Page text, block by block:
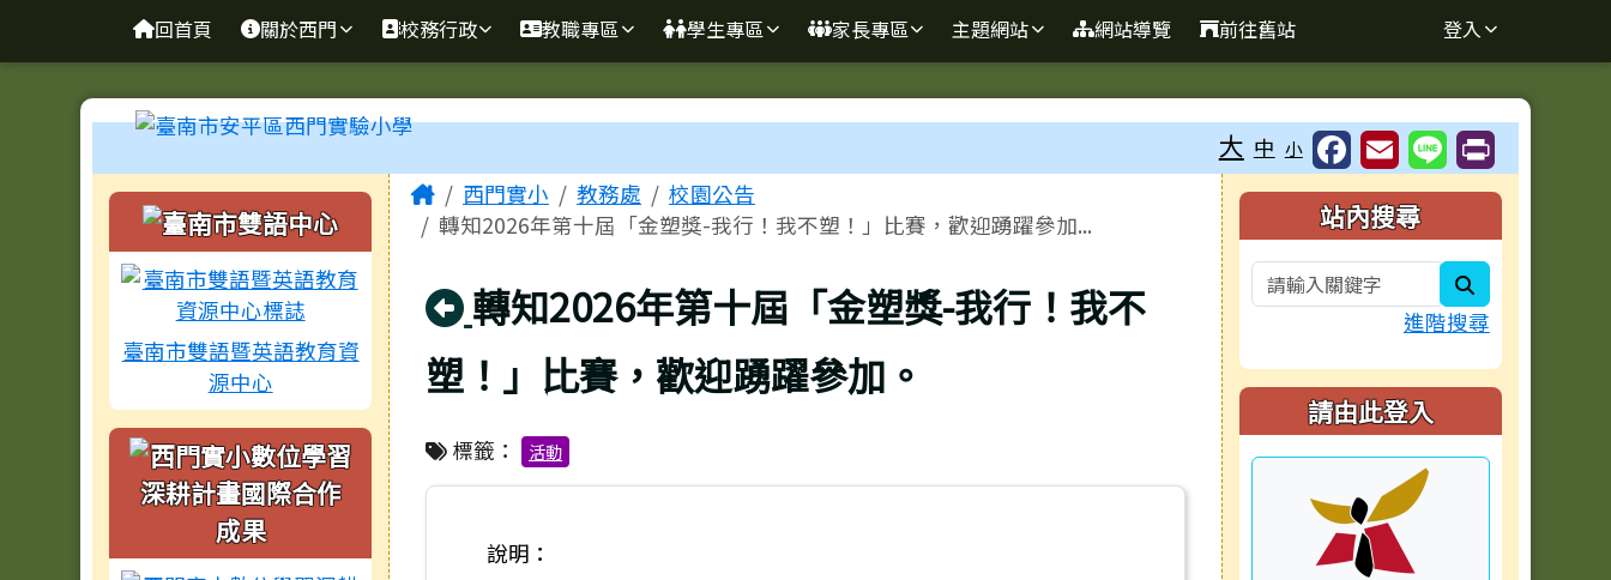
臺南市安平區西門實驗小學
回首頁 關於西門 校務行政 教職專區 學生專區 家長專區 主題網站 網站導覽 前往舊站 登入
工具列 大 中 小
左邊區域內容
臺南市雙語暨英語教育資
源中心
主內容區域
Home西門實小 教務處
校園公告
轉知2026年第十屆「金塑獎-我行！我不塑！」比賽，歡迎踴躍參加...
回上頁
轉知2026年第十屆「金塑獎-我行！我不
塑！」比賽，歡迎踴躍參加。
標籤： 活動
說明：
右邊區域內容
站內搜尋
進階搜尋
請由此登入
頁尾區域